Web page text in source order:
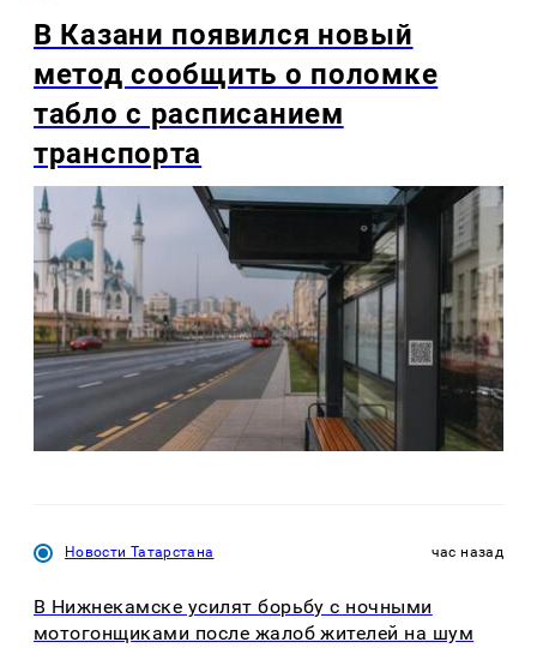
В Казани появился новый
метод сообщить о поломке
табло с расписанием
транспорта
Новости Татарстана час назад
В Нижнекамске усилят борьбу с ночными
мотогонщиками после жалоб жителей на шум